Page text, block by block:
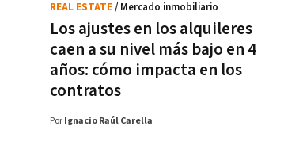
Los ajustes en los alquileres
caen a su nivel más bajo en 4
años: cómo impacta en los
contratos
REAL ESTATE/ Mercado inmobiliario
Por Ignacio Raúl Carella